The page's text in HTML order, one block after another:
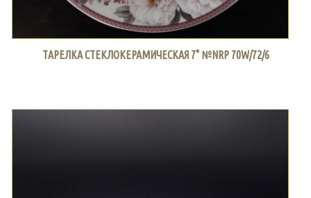
ТАРЕЛКА СТЕКЛОКЕРАМИЧЕСКАЯ 7" №NRP 70W/72/6